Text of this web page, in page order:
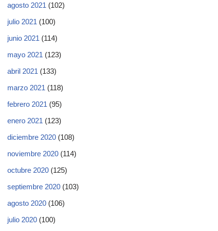
agosto 2021 (102)
julio 2021 (100)
junio 2021 (114)
mayo 2021 (123)
abril 2021 (133)
marzo 2021 (118)
febrero 2021 (95)
enero 2021 (123)
diciembre 2020 (108)
noviembre 2020 (114)
octubre 2020 (125)
septiembre 2020 (103)
agosto 2020 (106)
julio 2020 (100)